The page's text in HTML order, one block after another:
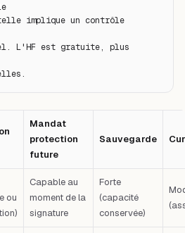
implique un contrôle
L'HF est gratuite, plus
Mandat
protection
future
Sauvegarde
ou
Capable au
moment de la
signature
Forte
(capacité
conservée)